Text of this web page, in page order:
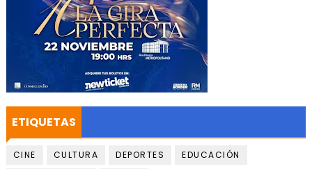
ETIQUETAS
CINE CULTURA DEPORTES
EDUCACIÓN